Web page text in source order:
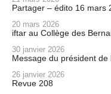
Partager – édito 16 mars
20 mars 2026
iftar au Collège des
30 janvier 2026
Message du président de
26 janvier 2026
Revue 208